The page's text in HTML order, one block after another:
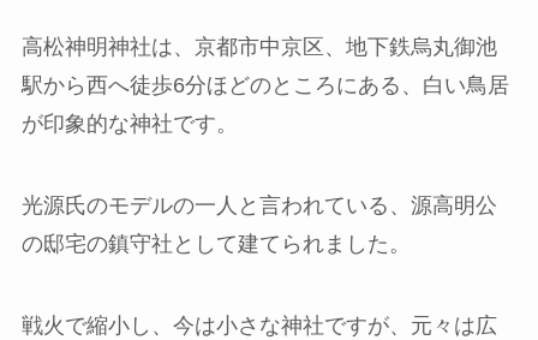
高松神明神社は、京都市中京区、地下鉄烏丸御池
駅から西へ徒歩6分ほどのところにある、白い鳥居
が印象的な神社です。
光源氏のモデルの一人と言われている、源高明公
の邸宅の鎮守社として建てられました。
戦火で縮小し、今は小さな神社ですが、元々は広